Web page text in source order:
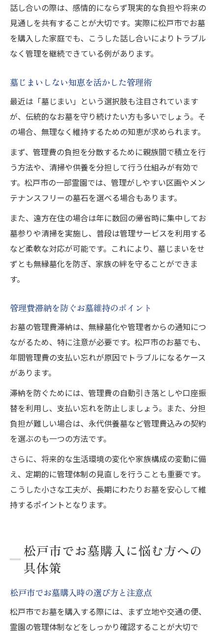
話し合いの際は、感情的にならず現実的な負担や将来の
見通しを共有することが大切です。実際に松戸市でお墓
を購入した家庭でも、こうした話し合いによりトラブル
なく管理を継続できている例があります。
墓じまいしない知恵を活かした管理術
最近は「墓じまい」という選択肢も注目されています
が、伝統的なお墓を守り続けたい方も多いでしょう。そ
の場合、無理なく維持するための知恵が求められます。
まず、管理費の負担を分散するために親族間で積立を行
う方法や、清掃や供養を分担して行う仕組みが有効で
す。松戸市の一部霊園では、管理がしやすい区画やメン
テナンスフリーの墓石を選べる場合もあります。
また、遠方在住の場合は年に数回の帰省時に集中してお
墓参りや清掃を実施し、普段は管理サービスを利用する
など柔軟な対応が可能です。これにより、墓じまいをせ
ずとも無縁墓化を防ぎ、家族の絆を守ることができま
す。
管理費滞納を防ぐお墓維持のポイント
お墓の管理費滞納は、無縁墓化や管理者からの通知につ
ながるため、特に注意が必要です。松戸市のお墓でも、
年間管理費の支払い忘れが原因でトラブルになるケース
があります。
滞納を防ぐためには、管理費の自動引き落としや口座振
替を利用し、支払い忘れを防止しましょう。また、分担
負担が難しい場合は、永代供養墓など管理費込みの契約
を選ぶのも一つの方法です。
さらに、将来的な生活環境の変化や家族構成の変動に備
え、定期的に管理体制の見直しを行うことも重要です。
こうした小さな工夫が、長期にわたりお墓を安心して維
持するポイントとなります。
松戸市でお墓購入に悩む方への
具体策
松戸市でお墓購入時の選び方と注意点
松戸市でお墓を購入する際には、まず立地や交通の便、
霊園の管理体制などをしっかり確認することが大切で